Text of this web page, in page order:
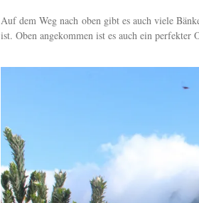
Auf dem Weg nach oben gibt es auch viele
ist. Oben angekommen ist es auch ein